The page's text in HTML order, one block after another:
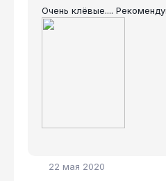
22 мая 2020
Очень клёвые....